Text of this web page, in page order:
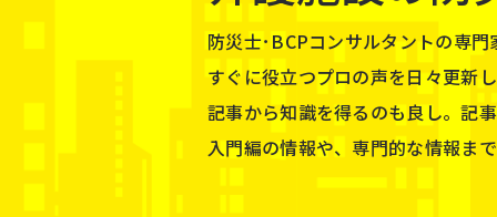
防災⼠･BCPコンサルタントの専⾨
すぐに役⽴つプロの声を⽇々更新し
記事から知識を得るのも良し。記
⼊⾨編の情報や、専⾨的な情報ま